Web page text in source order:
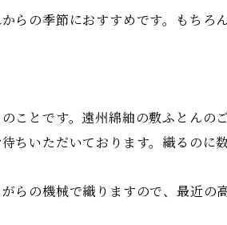
らの季節におすすめです。もちろ
ことです。遠州綿紬の敷ふとんの
ちいただいております。織るのに
らの機械で織りますので、最近の